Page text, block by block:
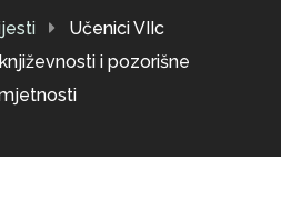
Učenici VIIc
i pozorišne